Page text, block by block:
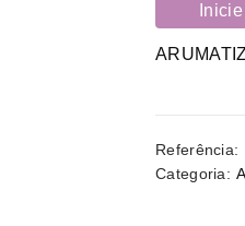
Referência:
Categoria: